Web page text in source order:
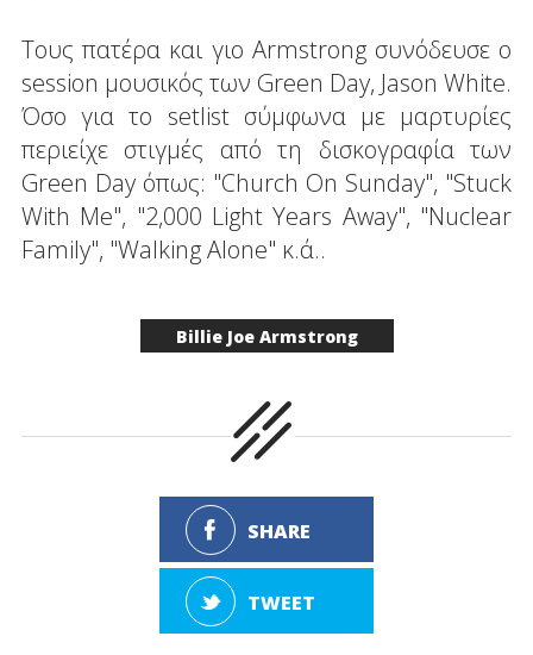
Τους πατέρα και γιο Armstrong συνόδευσε ο
session μουσικός των Green Day, Jason White.
Όσο για το setlist σύμφωνα με μαρτυρίες
περιείχε στιγμές από τη δισκογραφία των
Green Day όπως: "Church On Sunday", "Stuck
With Me", "2,000 Light Years Away", "Nuclear
Family", "Walking Alone" κ.ά..
Billie Joe Armstrong
SHARE
TWEET